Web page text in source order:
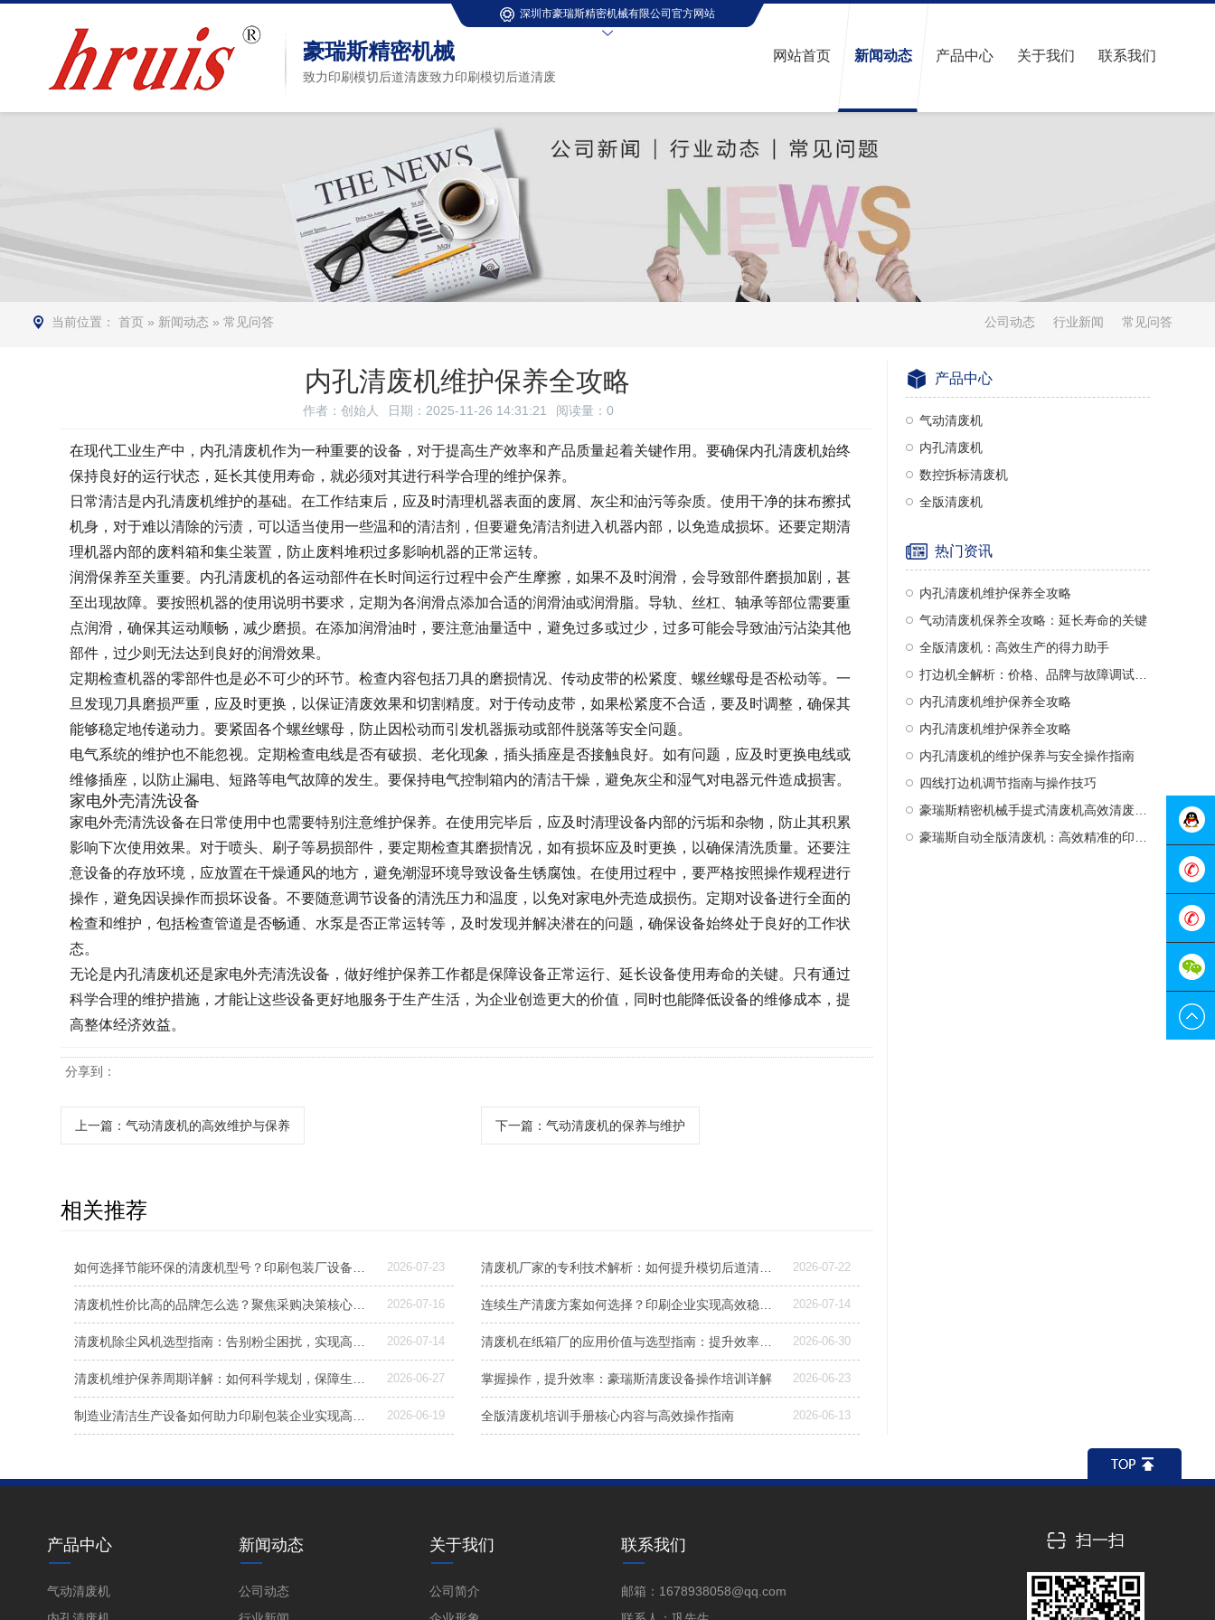
豪瑞斯精密机械
致力印刷模切后道清废致力印刷模切后道清废
深圳市豪瑞斯精密机械有限公司官方网站
网站首页 新闻动态 产品中心 关于我们 联系我们
当前位置： 首页 » 新闻动态 » 常见问答 公司动态 行业新闻 常见问答
内孔清废机维护保养全攻略
作者：创始人 日期：2025-11-26 14:31:21 阅读量： 0
在现代工业生产中，内孔清废机作为一种重要的设备，对于提高生产效率和产品质量起着关键作用。要确保内孔清废机始终
保持良好的运行状态，延长其使用寿命，就必须对其进行科学合理的维护保养。
日常清洁是内孔清废机维护的基础。在工作结束后，应及时清理机器表面的废屑、灰尘和油污等杂质。使用干净的抹布擦拭
机身，对于难以清除的污渍，可以适当使用一些温和的清洁剂，但要避免清洁剂进入机器内部，以免造成损坏。还要定期清
理机器内部的废料箱和集尘装置，防止废料堆积过多影响机器的正常运转。
润滑保养至关重要。内孔清废机的各运动部件在长时间运行过程中会产生摩擦，如果不及时润滑，会导致部件磨损加剧，甚
至出现故障。要按照机器的使用说明书要求，定期为各润滑点添加合适的润滑油或润滑脂。导轨、丝杠、轴承等部位需要重
点润滑，确保其运动顺畅，减少磨损。在添加润滑油时，要注意油量适中，避免过多或过少，过多可能会导致油污沾染其他
部件，过少则无法达到良好的润滑效果。
定期检查机器的零部件也是必不可少的环节。检查内容包括刀具的磨损情况、传动皮带的松紧度、螺丝螺母是否松动等。一
旦发现刀具磨损严重，应及时更换，以保证清废效果和切割精度。对于传动皮带，如果松紧度不合适，要及时调整，确保其
能够稳定地传递动力。要紧固各个螺丝螺母，防止因松动而引发机器振动或部件脱落等安全问题。
电气系统的维护也不能忽视。定期检查电线是否有破损、老化现象，插头插座是否接触良好。如有问题，应及时更换电线或
维修插座，以防止漏电、短路等电气故障的发生。要保持电气控制箱内的清洁干燥，避免灰尘和湿气对电器元件造成损害。
家电外壳清洗设备
家电外壳清洗设备在日常使用中也需要特别注意维护保养。在使用完毕后，应及时清理设备内部的污垢和杂物，防止其积累
影响下次使用效果。对于喷头、刷子等易损部件，要定期检查其磨损情况，如有损坏应及时更换，以确保清洗质量。还要注
意设备的存放环境，应放置在干燥通风的地方，避免潮湿环境导致设备生锈腐蚀。在使用过程中，要严格按照操作规程进行
操作，避免因误操作而损坏设备。不要随意调节设备的清洗压力和温度，以免对家电外壳造成损伤。定期对设备进行全面的
检查和维护，包括检查管道是否畅通、水泵是否正常运转等，及时发现并解决潜在的问题，确保设备始终处于良好的工作状
态。
无论是内孔清废机还是家电外壳清洗设备，做好维护保养工作都是保障设备正常运行、延长设备使用寿命的关键。只有通过
科学合理的维护措施，才能让这些设备更好地服务于生产生活，为企业创造更大的价值，同时也能降低设备的维修成本，提
高整体经济效益。
分享到：
上一篇 ：气动清废机的高效维护与保养 下一篇：气动清废机的保养与维护
相关推荐
2026-07-23 清废机厂家的专利技术解析：如何提升模切后道清废效率与稳定性 2026-07-22
2026-07-16 2026-07-14
2026-07-14 清废机在纸箱厂的应用价值与选型指南：提升效率与质量的关键 2026-06-30
2026-06-27 掌握操作，提升效率：豪瑞斯清废设备操作培训详解 2026-06-23
2026-06-19 全版清废机培训手册核心内容与高效操作指南 2026-06-13
产品中心
气动清废机
内孔清废机
数控拆标清废机
全版清废机
热门资讯
内孔清废机维护保养全攻略
气动清废机保养全攻略：延长寿命的关键
全版清废机：高效生产的得力助手
内孔清废机维护保养全攻略
内孔清废机维护保养全攻略
内孔清废机的维护保养与安全操作指南
四线打边机调节指南与操作技巧
产品中心
气动清废机
新闻动态
公司动态
关于我们
公司简介
联系我们
邮箱：1678938058@qq.com
扫一扫
在线客
0755-